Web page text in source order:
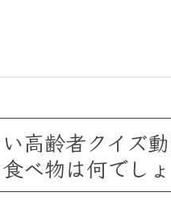
い高齢者クイズ
食べ物は何でし